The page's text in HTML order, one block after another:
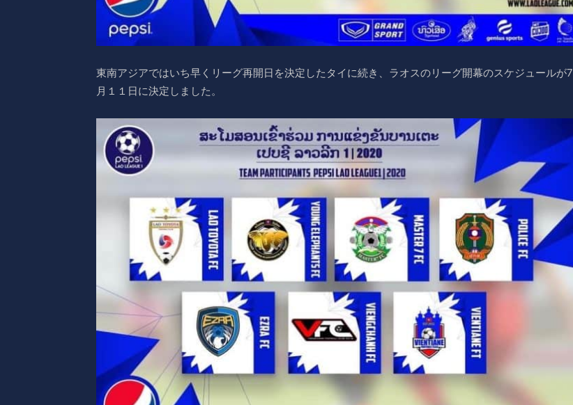
東南アジアではいち早くリーグ再開日を決定したタイに続き、ラオスのリーグ開幕のスケジュールが7
月１１日に決定しました。